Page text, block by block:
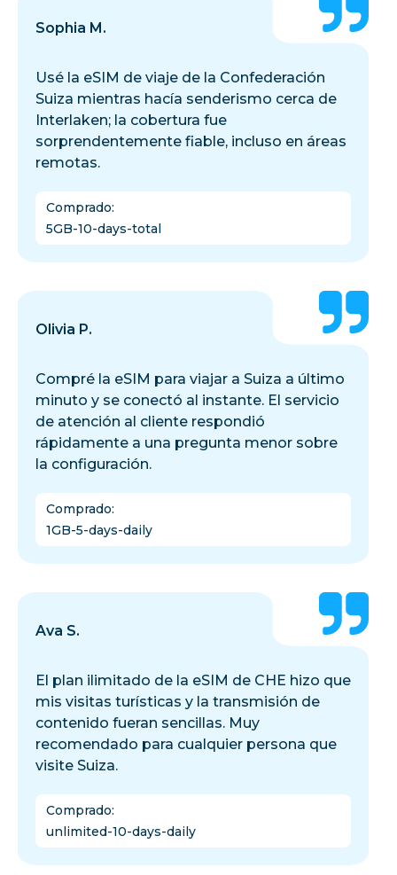
Sophia M.
Usé la eSIM de viaje de la Confederación
Suiza mientras hacía senderismo cerca de
Interlaken; la cobertura fue
sorprendentemente fiable, incluso en áreas
remotas.
Comprado:
5GB-10-days-total
Olivia P.
Compré la eSIM para viajar a Suiza a último
minuto y se conectó al instante. El servicio
de atención al cliente respondió
rápidamente a una pregunta menor sobre
la configuración.
Comprado:
1GB-5-days-daily
Ava S.
El plan ilimitado de la eSIM de CHE hizo que
mis visitas turísticas y la transmisión de
contenido fueran sencillas. Muy
recomendado para cualquier persona que
visite Suiza.
Comprado:
unlimited-10-days-daily